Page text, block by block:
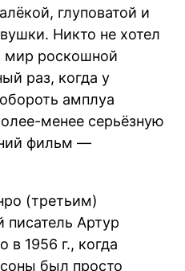
глуповатой и
Никто не хотел
мир роскошной
раз, когда у
амплуа
менее серьёзную
фильм —
(третьим)
писатель Артур
1956 г., когда
был просто